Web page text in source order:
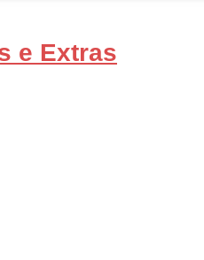
e Extras